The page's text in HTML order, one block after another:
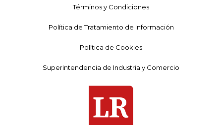
Términos y Condiciones
Política de Tratamiento de Información
Política de Cookies
Superintendencia de Industria y Comercio